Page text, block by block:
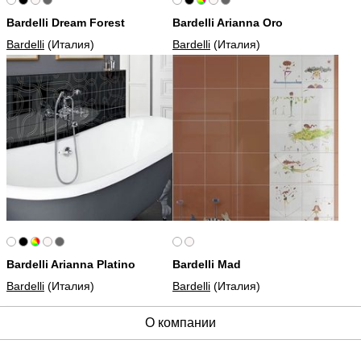
Bardelli Dream Forest
Bardelli (Италия)
Bardelli Arianna Oro
Bardelli (Италия)
Bardelli Arianna Platino
Bardelli (Италия)
Bardelli Mad
Bardelli (Италия)
О компании